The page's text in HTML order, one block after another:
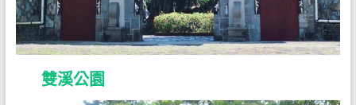
雙溪公園